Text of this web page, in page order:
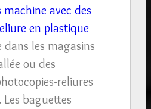
avec des
en plastique
dans les magasins
ou des
reliures
baguettes